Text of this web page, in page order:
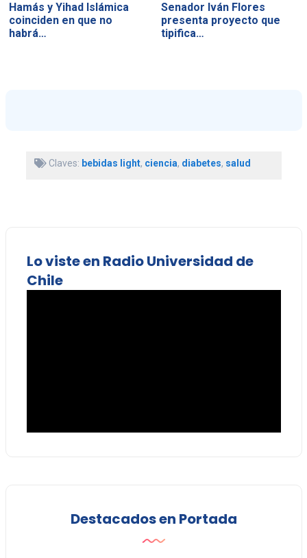
Hamás y Yihad Islámica
coinciden en que no
habrá…
Senador Iván Flores
presenta proyecto que
tipifica…
Claves: bebidas light, ciencia, diabetes, salud
Lo viste en Radio Universidad de
Chile
Destacados en Portada